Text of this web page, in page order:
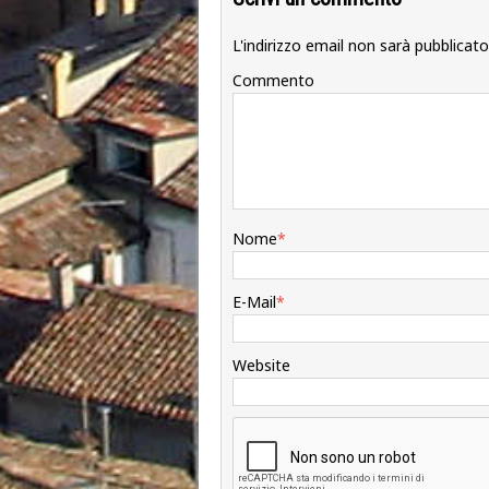
L'indirizzo email non sarà
Commento
Nome*
E-Mail*
Website